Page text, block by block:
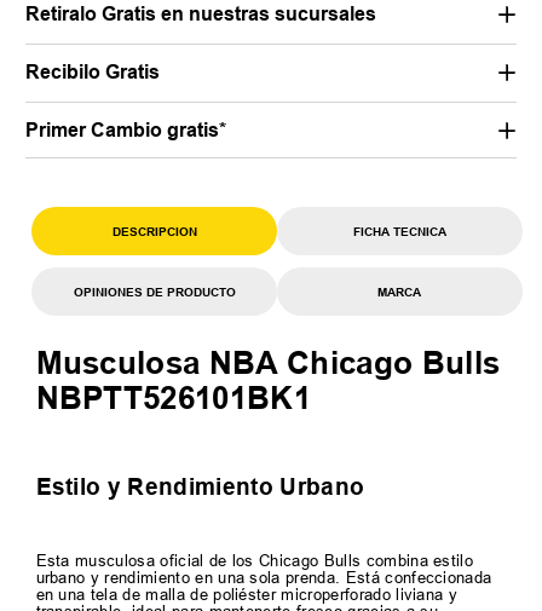
Retiralo Gratis en nuestras sucursales
Recibilo Gratis
Primer Cambio gratis*
DESCRIPCION FICHA TECNICA
OPINIONES DE PRODUCTO MARCA
Musculosa NBA Chicago Bulls
NBPTT526101BK1
Estilo y Rendimiento Urbano
Esta musculosa oficial de los Chicago Bulls combina estilo
urbano y rendimiento en una sola prenda. Está confeccionada
en una tela de malla de poliéster microperforado liviana y